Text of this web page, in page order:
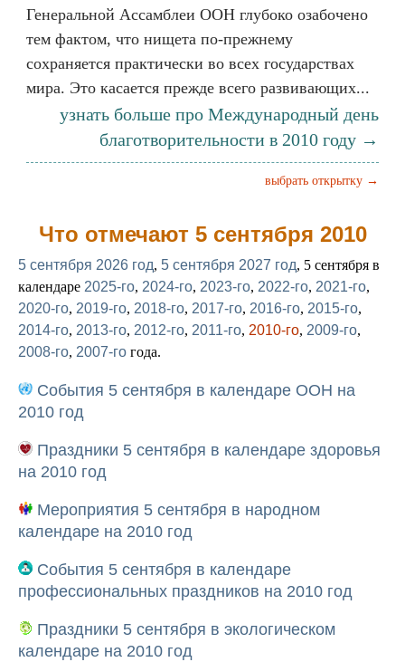
Генеральной Ассамблеи ООН глубоко озабочено
тем фактом, что нищета по-прежнему
сохраняется практически во всех государствах
мира. Это касается прежде всего развивающих...
узнать больше про Международный день
благотворительности в 2010 году →
выбрать открытку →
Что отмечают 5 сентября 2010
5 сентября 2026 год, 5 сентября 2027 год, 5 сентября в
календаре 2025-го, 2024-го, 2023-го, 2022-го, 2021-го,
2020-го, 2019-го, 2018-го, 2017-го, 2016-го, 2015-го,
2014-го, 2013-го, 2012-го, 2011-го, 2010-го, 2009-го,
2008-го, 2007-го года.
События 5 сентября в календаре ООН на
2010 год
Праздники 5 сентября в календаре здоровья
на 2010 год
Мероприятия 5 сентября в народном
календаре на 2010 год
События 5 сентября в календаре
профессиональных праздников на 2010 год
Праздники 5 сентября в экологическом
календаре на 2010 год